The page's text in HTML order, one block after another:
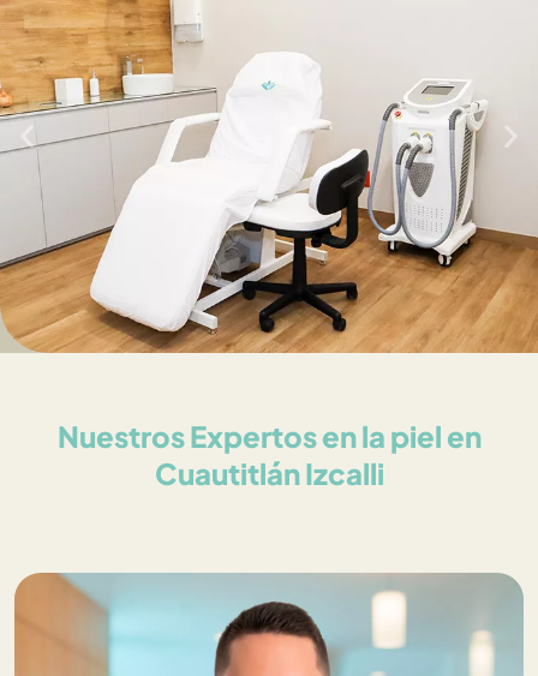
Nuestros Expertos en la piel en
Cuautitlán Izcalli